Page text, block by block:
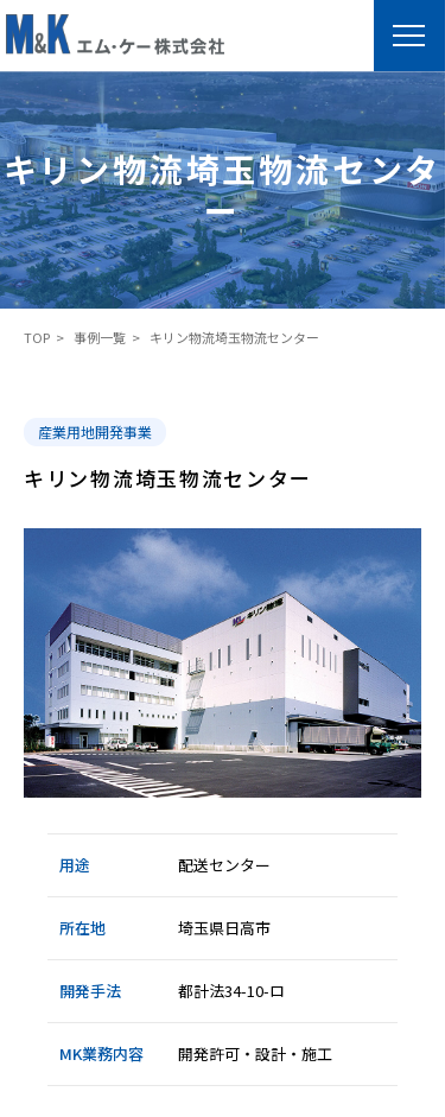
キ
リ
ン
物
流
埼
玉
物
キリン物流埼玉物流センタ
ー
TOP 事例一覧 キリン物流埼玉物流センター
産業用地開発事業
キリン物流埼玉物流センター
用途 配送センター
所在地 埼玉県日高市
開発手法 都計法34-10-ロ
MK業務内容 開発許可・設計・施工